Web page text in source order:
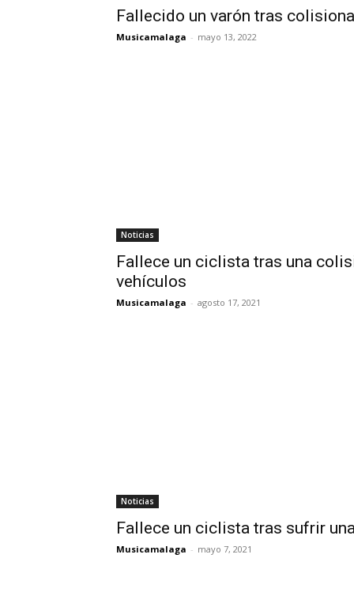
Fallecido un varón tras
Musicamalaga - mayo 13, 2022
Noticias
Fallece un ciclista tras una
vehículos
Musicamalaga - agosto 17, 2021
Noticias
Fallece un ciclista tras sufrir
Musicamalaga - mayo 7, 2021